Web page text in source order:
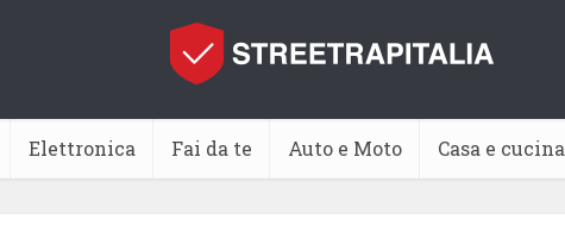
Elettronica Fai da te Auto e Moto Casa e cucina